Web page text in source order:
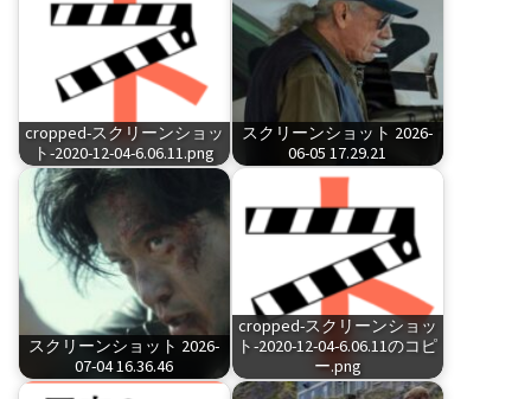
cropped-スクリーンショッ
ト-2020-12-04-6.06.11.png
スクリーンショット 2026-
06-05 17.29.21
スクリーンショット 2026-
07-04 16.36.46
cropped-スクリーンショッ
ト-2020-12-04-6.06.11のコピ
ー.png